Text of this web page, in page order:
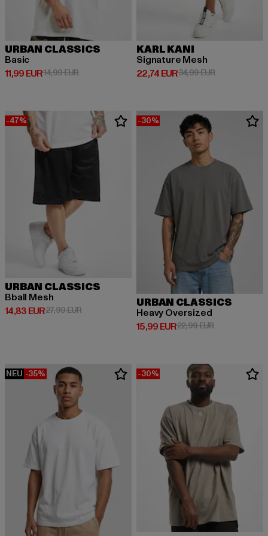
URBAN CLASSICS
Basic
11,99 EUR
Derzeitiger Preis: 11,99 EUR
14,99 EURAktionspreis: 14,99 EUR
KARL KANI
Signature Mesh
22,74 EUR
Derzeitiger Preis: 22,74 EUR
34,99 EURAktionspreis:
-47%
URBAN CLASSICS
Bball Mesh
14,83 EUR
Derzeitiger Preis: 14,83 EUR
27,99 EURAktionspreis: 27,99 EUR
-30%
URBAN CLASSICS
Heavy Oversized
15,99 EUR
Derzeitiger Preis: 15,99 EUR
22,99 EURAktionspreis:
NEU -35% -30%